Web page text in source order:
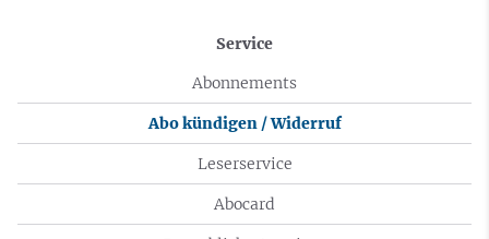
Service
Abonnements
Abo kündigen / Widerruf
Leserservice
Abocard